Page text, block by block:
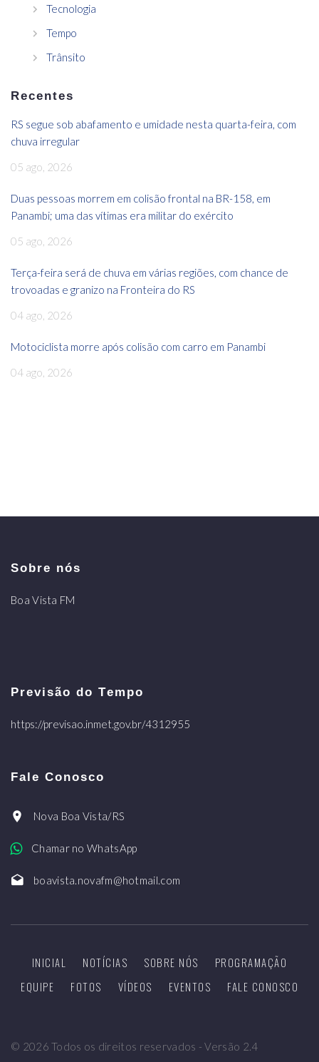
Tecnologia
Tempo
Trânsito
Recentes
RS segue sob abafamento e umidade nesta quarta-feira, com
chuva irregular
05 ago, 2026
Duas pessoas morrem em colisão frontal na BR-158, em
Panambi; uma das vítimas era militar do exército
05 ago, 2026
Terça-feira será de chuva em várias regiões, com chance de
trovoadas e granizo na Fronteira do RS
04 ago, 2026
Motociclista morre após colisão com carro em Panambi
04 ago, 2026
Sobre nós
Boa Vista FM
Previsão do Tempo
https://previsao.inmet.gov.br/4312955
Fale Conosco
Nova Boa Vista/RS
Chamar no WhatsApp
boavista.novafm@hotmail.com
INICIAL NOTÍCIAS SOBRE NÓS
PROGRAMAÇÃO
EQUIPE
FOTOS VÍDEOS EVENTOS FALE CONOSCO
© 2026 Todos os direitos reservados - Versão 2.4